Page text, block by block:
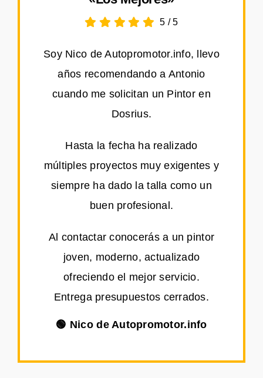
5 /5
Soy Nico de Autopromotor.info, llevo
años recomendando a Antonio
cuando me solicitan un Pintor en
Dosrius.
Hasta la fecha ha realizado
múltiples proyectos muy exigentes y
siempre ha dado la talla como un
buen profesional.
Al contactar conocerás a un pintor
joven, moderno, actualizado
ofreciendo el mejor servicio.
Entrega presupuestos cerrados.
🟢 Nico de Autopromotor.info